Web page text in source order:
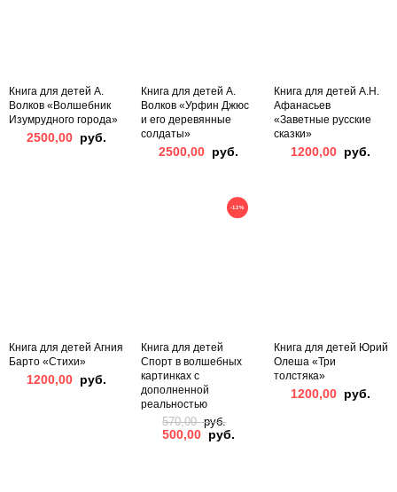
Книга для детей А.
Волков «Волшебник
Изумрудного города»
2500,00 руб.
Книга для детей А.
Волков «Урфин Джюс
и его деревянные
солдаты»
2500,00 руб.
Книга для детей А.Н.
Афанасьев
«Заветные русские
сказки»
1200,00 руб.
Книга для детей Агния
Барто «Стихи»
1200,00 руб.
-12%
Книга для детей
Спорт в волшебных
картинках с
дополненной
реальностью
570,00руб.
Original
500,00 руб.
Книга для детей Юрий
Олеша «Три
толстяка»
1200,00 руб.